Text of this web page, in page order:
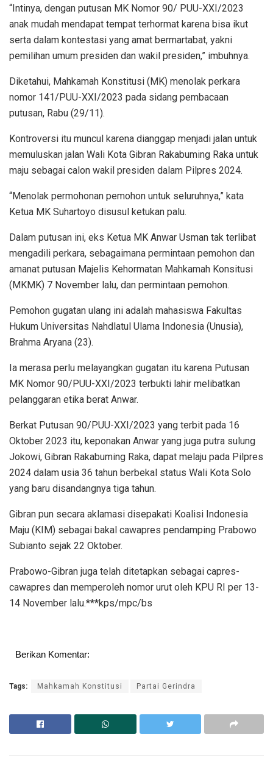
“Intinya, dengan putusan MK Nomor 90/ PUU-XXI/2023
anak mudah mendapat tempat terhormat karena bisa ikut
serta dalam kontestasi yang amat bermartabat, yakni
pemilihan umum presiden dan wakil presiden,” imbuhnya.
Diketahui, Mahkamah Konstitusi (MK) menolak perkara
nomor 141/PUU-XXI/2023 pada sidang pembacaan
putusan, Rabu (29/11).
Kontroversi itu muncul karena dianggap menjadi jalan untuk
memuluskan jalan Wali Kota Gibran Rakabuming Raka untuk
maju sebagai calon wakil presiden dalam Pilpres 2024.
“Menolak permohonan pemohon untuk seluruhnya,” kata
Ketua MK Suhartoyo disusul ketukan palu.
Dalam putusan ini, eks Ketua MK Anwar Usman tak terlibat
mengadili perkara, sebagaimana permintaan pemohon dan
amanat putusan Majelis Kehormatan Mahkamah Konsitusi
(MKMK) 7 November lalu, dan permintaan pemohon.
Pemohon gugatan ulang ini adalah mahasiswa Fakultas
Hukum Universitas Nahdlatul Ulama Indonesia (Unusia),
Brahma Aryana (23).
Ia merasa perlu melayangkan gugatan itu karena Putusan
MK Nomor 90/PUU-XXI/2023 terbukti lahir melibatkan
pelanggaran etika berat Anwar.
Berkat Putusan 90/PUU-XXI/2023 yang terbit pada 16
Oktober 2023 itu, keponakan Anwar yang juga putra sulung
Jokowi, Gibran Rakabuming Raka, dapat melaju pada Pilpres
2024 dalam usia 36 tahun berbekal status Wali Kota Solo
yang baru disandangnya tiga tahun.
Gibran pun secara aklamasi disepakati Koalisi Indonesia
Maju (KIM) sebagai bakal cawapres pendamping Prabowo
Subianto sejak 22 Oktober.
Prabowo-Gibran juga telah ditetapkan sebagai capres-
cawapres dan memperoleh nomor urut oleh KPU RI per 13-
14 November lalu.***kps/mpc/bs
Berikan Komentar:
Tags: Mahkamah Konstitusi Partai Gerindra